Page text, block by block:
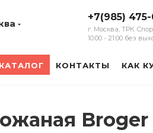
+7(985)
г. Москва, ТРК
10:00 - 21:00 без
КАТАЛОГ КОНТАКТЫ КАК